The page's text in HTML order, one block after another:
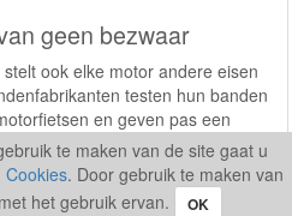
geen bezwaar
ook elke motor andere eisen
testen hun banden
en geven pas een
bezwaar af als de tests naar
geen bandenbinding in de
te maken van de site gaat u
Cookies. Door gebruik te maken van
het gebruik ervan.
OK